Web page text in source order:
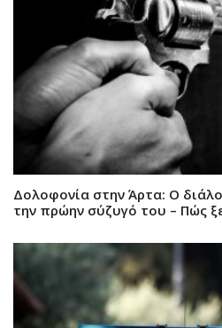
Δολοφονία στην Άρτα: Ο
την πρώην σύζυγό του – Πώς